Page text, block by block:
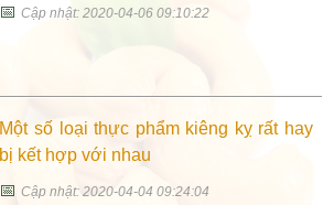
📅Cập nhật: 2020-04-06 09:10:22
Một số loại thực phẩm kiêng kỵ rất hay
bị kết hợp với nhau
📅Cập nhật: 2020-04-04 09:24:04